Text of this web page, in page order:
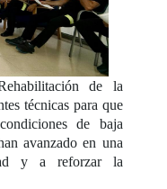
de la
técnicas para que
de baja
avanzado en una
y a reforzar la